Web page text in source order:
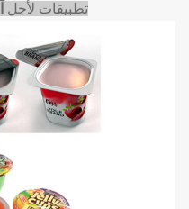
تطبيقات لأجل